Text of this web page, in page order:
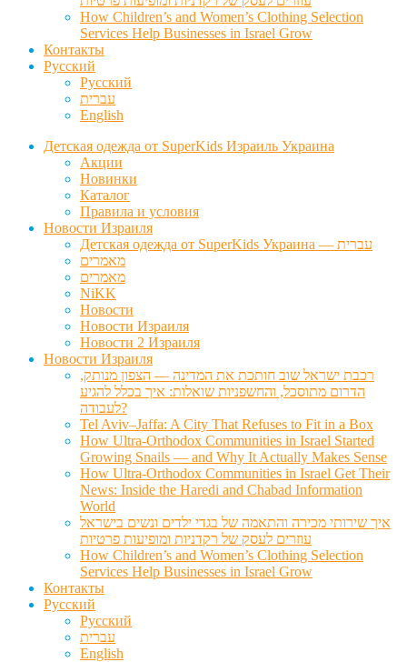
How Children’s and Women’s Clothing Selection
Services Help Businesses in Israel Grow
Контакты
Русский
Русский
עברית
English
Детская одежда от SuperKids Израиль Украина
Акции
Новинки
Каталог
Правила и условия
Новости Израиля
Детская одежда от SuperKids Украина — עברית
מאמרים
מאמרים
NiKK
Новости
Новости Израиля
Новости 2 Израиля
Новости Израиля
רכבת ישראל שוב חותכת את המדינה — הצפון מנותק,
הדרום מתוסכל, והחשפניות שואלות: איך בכלל להגיע
לעבודה?
Tel Aviv–Jaffa: A City That Refuses to Fit in a Box
How Ultra-Orthodox Communities in Israel Started
Growing Snails — and Why It Actually Makes Sense
How Ultra-Orthodox Communities in Israel Get Their
News: Inside the Haredi and Chabad Information
World
איך שירותי מכירה והתאמה של בגדי ילדים ונשים בישראל
עוזרים לעסק של רקדניות ומופיעות פרטיות
How Children’s and Women’s Clothing Selection
Services Help Businesses in Israel Grow
Контакты
Русский
Русский
עברית
English